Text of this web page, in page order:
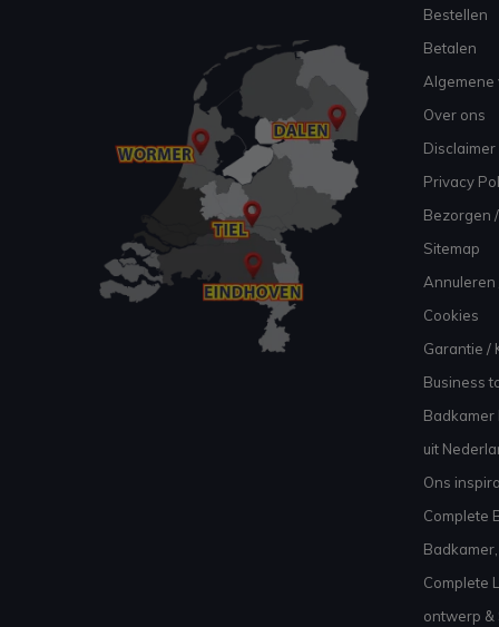
Bestellen
Betalen
Over ons
Disclaimer
Privacy
Bezorgen
Sitemap
Annuleren
Cookies
Garantie /
Business
Badkamer
uit
Ons
Complete
Complete
ontwerp &